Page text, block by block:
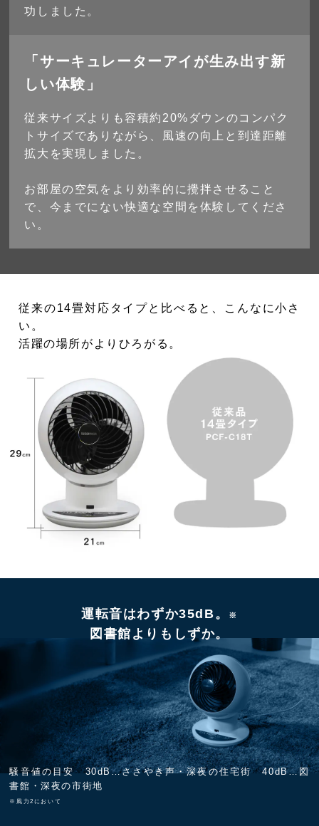
功しました。
「サーキュレーターアイが生み出す新
しい体験」
従来サイズよりも容積約20%ダウンのコンパク
トサイズでありながら、風速の向上と到達距離
拡大を実現しました。
お部屋の空気をより効率的に攪拌させること
で、今までにない快適な空間を体験してくださ
い。
従来の14畳対応タイプと比べると、こんなに小さ
い。
活躍の場所がよりひろがる。
運転音はわずか35dB。 ※
図書館よりもしずか。
騒音値の目安 30dB…ささやき声・深夜の住宅街 40dB…図
書館・深夜の市街地
※風力2において